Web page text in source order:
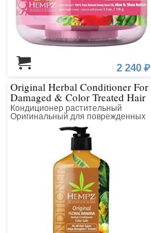
2 240 ₽
Original Herbal Conditioner For
Damaged & Color Treated Hair
Кондиционер растительный
Оригинальный для поврежденных
окрашенных волос